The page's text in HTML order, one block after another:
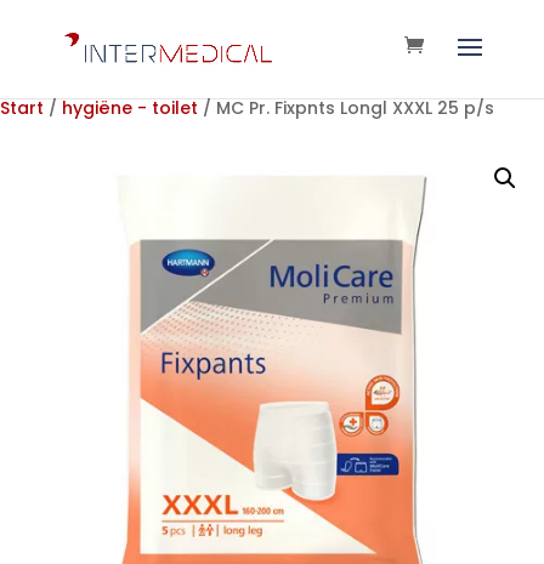
Start / hygiëne - toilet / MC Pr. Fixpnts Longl XXXL 25 p/s